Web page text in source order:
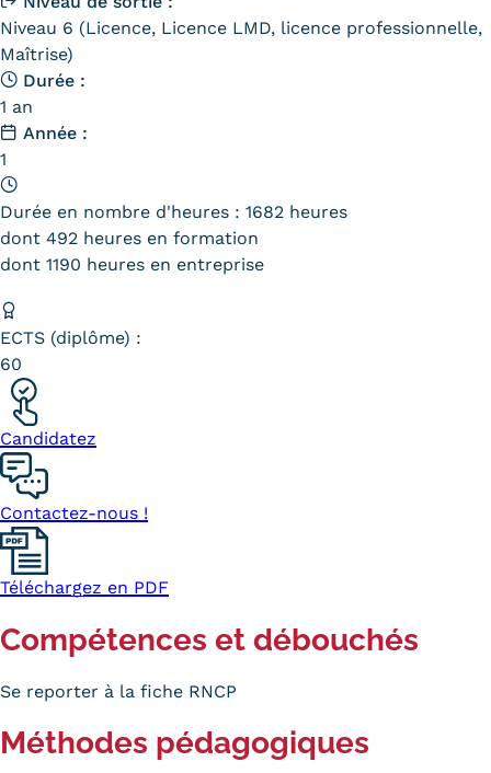
Niveau 6 (Licence, Licence LMD, licence professionnelle,
Maîtrise)
Durée :
1 an
Année :
1
Durée en nombre d'heures : 1682 heures
dont 492 heures en formation
dont 1190 heures en entreprise
ECTS (diplôme) :
60
Candidatez
Contactez-nous !
Téléchargez en PDF
Compétences et débouchés
Se reporter à la fiche RNCP
Méthodes pédagogiques